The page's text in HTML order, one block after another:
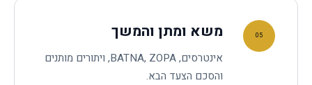
05 משא ומתן והמשך
אינטרסים, BATNA, ZOPA, ויתורים מותנים
והסכם הצעד הבא.